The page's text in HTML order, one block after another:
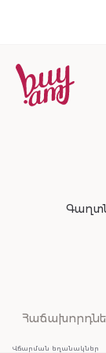
Վճարման եղանակներ